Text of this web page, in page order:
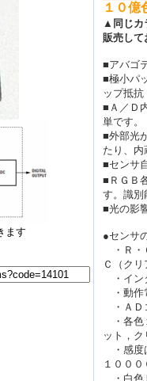
ます
１０億
▲同じカ
販売して
■アバゴ
■極小パ
ップ抵
■Ａ／Ｄ
単です。
■外部光
たり、内
■センサ
■ＲＧＢ
す。識別
■光の影
●センサ
・Ｒ・
Ｃ（ク
・イン
・動作
・ＡＤ
・各色
ット，ク
・感度
１００
・白色